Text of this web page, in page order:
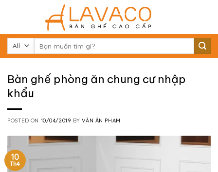
kiếm:
Bàn ghế phòng ăn chung cư nhập
khẩu
POSTED ON 10/04/2019 BYVĂN ÂN PHẠM
10
Th4